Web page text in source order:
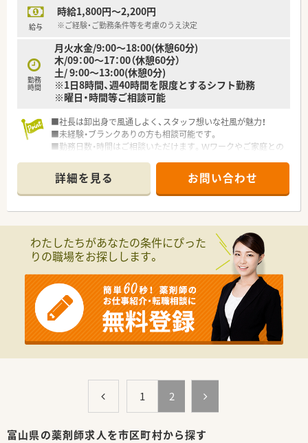
給与
時給1,800円～2,200円
※ご経験・ご勤務条件等を考慮のうえ決定
勤務
時間
月火水金/9:00～18:00(休憩60分)
木/09：00～17：00（休憩60分）
土/ 9:00～13:00(休憩0分)
※1日8時間、週40時間を限度とするシフト勤務
※曜日・時間等ご相談可能
■社長は卸出身で風通しよく、スタッフ想いな社風が魅力！
■未経験・ブランクありの方も相談可能です。
■勤務日数・時間はご相談いただけます。Ｗワークやご家庭との
詳細を見る お問い合わせ
わたしたちがあなたの条件にぴった
りの職場をお探しします。
1 2
富山県の薬剤師求人を市区町村から探す